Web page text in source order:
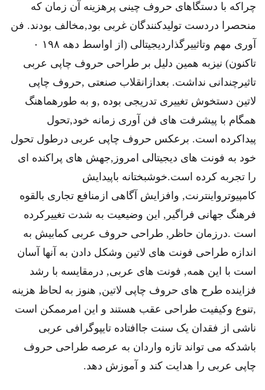
چراکه با دستگاهای حروف چینی پرهزینه آن زمان که
منحصرا دردست تولیدکنندگان غربی بود,مخالف بودند. فن
آوری مهم وتاثییرگذاردیجیتالی (از اواسط دهه ۱۹۸ ۰
تاکنون) نیزبه همین دلیل بر طراحی حروف چاپی عربی
تاثیرچندانی نداشت. بعدازانقلاب صنعتی ,حروف چاپی
لاتین دستخوش تغییری تدریجی بوده ,و به طورهماهنگ
همگام با پیشرفت های فن آوری زمانه خود,تحول
پیداکرده است. برعکس حروف چاپی عربی درطول تحول
خود به فونت های دیجیتالی امروز,جهش های پراکنده ای
را تجربه کرده است.خوشبختانه باپیدایش
کامپیوترواینترنت, وافزایش آگاهی ازمنافع تجاری بالقوه
فرهنگ جهانی فراگیر, این وضیعیت به شدت تغییرکرده
است .درزمان حاظر, طراحی حروف عربی کمابیش به
اندازه طراحی فونت های لاتین وشکل دادن به آنها آسان
است با این همه, فونت های عربی, درمقایسه با رشد
فزاینده طرح های حروف چاپی لاتین, هنوز به لحاظ هزینه
,تنوع وکیفیت طراحی عقب هستند و این امرممکن است
ناشی از فقدان یک سنت جاافتاده تایپوگرافی عربی
باشدکه می تواند تازه واردان به عرصه طراحی حروف
چاپی عربی را هدایت کند و آموزش دهد.